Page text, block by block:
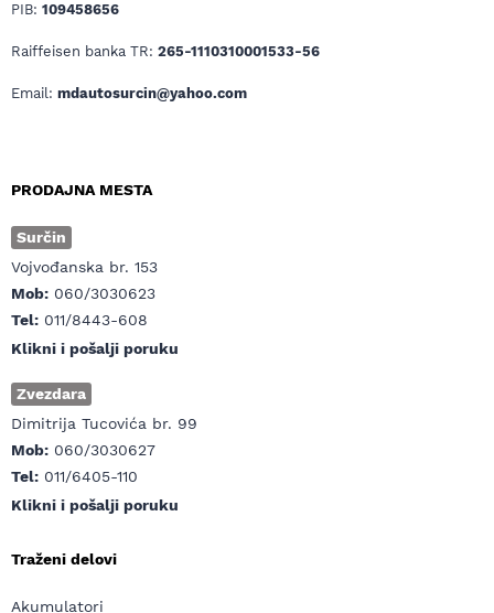
PIB: 109458656
Raiffeisen banka TR: 265-1110310001533-56
Email: mdautosurcin@yahoo.com
PRODAJNA MESTA
Surčin
Vojvođanska br. 153
Mob: 060/3030623
Tel: 011/8443-608
Klikni i pošalji poruku
Zvezdara
Dimitrija Tucovića br. 99
Mob: 060/3030627
Tel: 011/6405-110
Klikni i pošalji poruku
Traženi delovi
Akumulatori